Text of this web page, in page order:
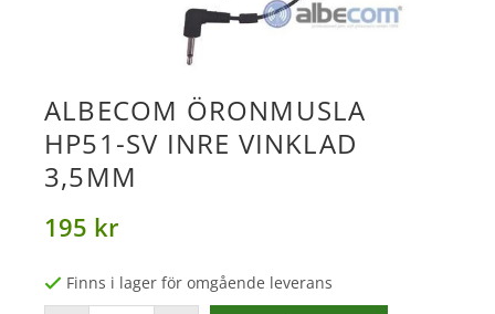
ALBECOM ÖRONMUSLA
HP51-SV INRE VINKLAD
3,5MM
195 kr
Finns i lager för omgående leverans